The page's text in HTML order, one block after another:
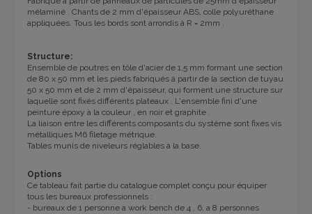
mélaminé . Chants de 2 mm d'épaisseur ABS, colle polyuréthane
appliquées. Tous les bords sont arrondis à R = 2mm .
Structure:
Ensemble de poutres en tôle d'acier de 1,5 mm formant une section
de 80 x 50 mm et les pieds fabriqués à partir de la section de tuyau
50 x 50 mm et de 2 mm d'épaisseur, qui forment une structure sur
laquelle sont fixés différents plateaux . L'ensemble fini d'une
peinture époxy à la couleur , en noir et graphite .
La liaison entre les différents composants du système sont fixes vis
métalliques M6 filetage métrique.
Tables munis de niveleurs réglables à la base
Options
Ce tableau fait partie du catalogue complet conçu pour équiper
tous les bureaux professionnels :
- bureaux de 1 personne a work bench de 4 , 6, a 8 personnes